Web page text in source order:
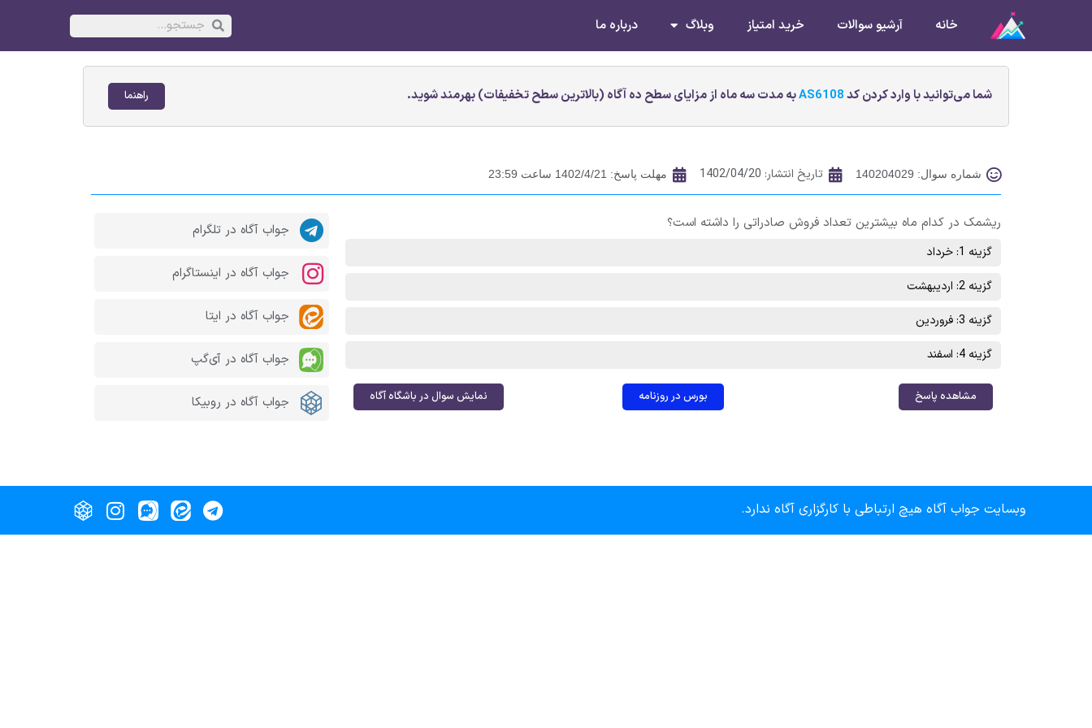
خانه آرشیو سوالات خرید امتیاز وبلاگ درباره ما
شما می‌توانید با وارد کردن کدAS6108به مدت سه ماه از مزایای سطح ده آگاه (بالاترین سطح تخفیفات) بهرمند شوید. راهنما
شماره سوال: 140204029 تاریخ انتشار: 1402/04/20 مهلت پاسخ: 1402/4/21 ساعت 23:59
ریشمک در کدام ماه بیشترین تعداد فروش صادراتی را داشته است؟
گزینه 1: خرداد
گزینه 2: اردیبهشت
گزینه 3: فروردین
گزینه 4: اسفند
مشاهده پاسخ بورس در روزنامه نمایش سوال در باشگاه آگاه
جواب آگاه در تلگرام
جواب آگاه در اینستاگرام
جواب آگاه در ایتا
جواب آگاه در آی‌گپ
جواب آگاه در روبیکا
وبسایت جواب آگاه هیچ ارتباطی با کارگزاری آگاه ندارد.